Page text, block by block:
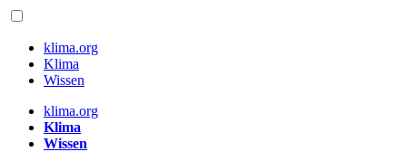
klima.org
Klima
Wissen
klima.org
Klima
Wissen